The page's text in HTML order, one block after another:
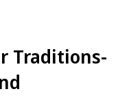
Traditions-